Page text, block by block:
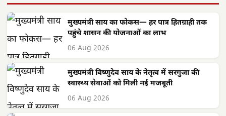
मुख्यमंत्री साय का फोकस— हर पात्र हितग्राही तक
पहुंचे शासन की योजनाओं का लाभ
06 Aug 2026
मुख्यमंत्री विष्णुदेव साय के नेतृत्व में सरगुजा की
स्वास्थ्य सेवाओं को मिली नई मजबूती
06 Aug 2026